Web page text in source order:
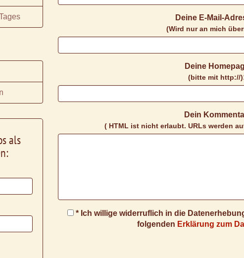
Deine E-Mail-
(Wird nur an mich
Deine
(bitte mit http://)
Dein
( HTML ist nicht erlaubt. URLs werden
* Ich willige widerruflich in die
folgenden Erklärung zum
als